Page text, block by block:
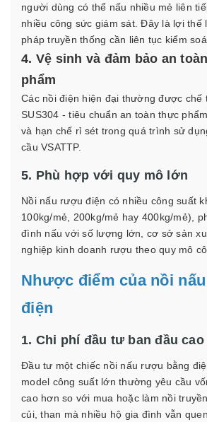
người dùng có thể nấu nhiều mẻ liên
nhiều công sức giám sát. Đây là lợi thế
pháp truyền thống cần liên tục kiểm
4. Vệ sinh và đảm bảo an
phẩm
Các nồi điện hiện đại thường được chế
SUS304 - tiêu chuẩn an toàn thực
và hạn chế rỉ sét trong quá trình sử
cầu VSATTP.
5. Phù hợp với quy mô lớn
Nồi nấu rượu điện có nhiều công suất
100kg/mẻ, 200kg/mẻ hay 400kg/mẻ),
đình nấu với số lượng lớn, cơ sở sản
nghiệp kinh doanh rượu theo quy mô
Nhược điểm của nồi
điện
1. Chi phí đầu tư ban đầu cao
Đầu tư một chiếc nồi nấu rượu bằng
model công suất lớn thường yêu cầu
cao hơn so với mua hoặc làm nồi
củi, than mà nhiều hộ gia đình vẫn